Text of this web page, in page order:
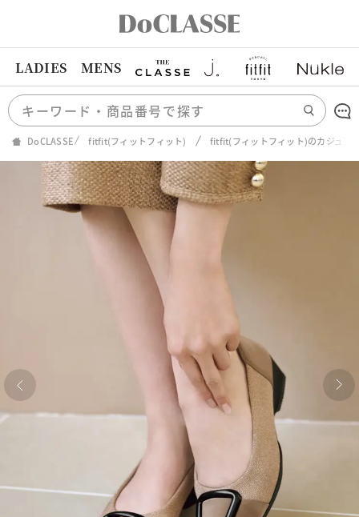
LADIES MENS
DoCLASSE fitfit(フィットフィット) fitfit(フィットフィット)のカジュア